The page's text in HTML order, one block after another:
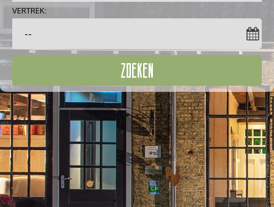
VERTREK:
ZOEKEN